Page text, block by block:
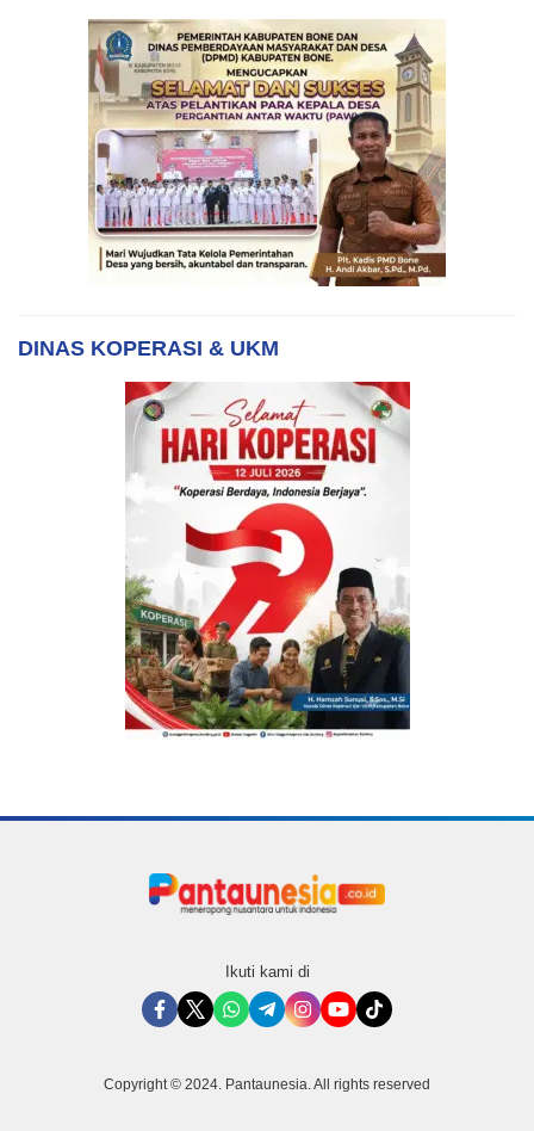
DINAS KOPERASI & UKM
Ikuti kami di
Copyright © 2024. Pantaunesia. All rights reserved